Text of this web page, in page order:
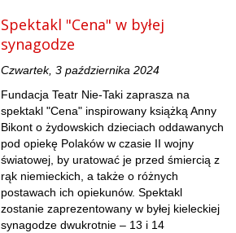
Spektakl "Cena" w byłej
synagodze
Czwartek, 3 października 2024
Fundacja Teatr Nie-Taki zaprasza na
spektakl "Cena" inspirowany książką Anny
Bikont o żydowskich dzieciach oddawanych
pod opiekę Polaków w czasie II wojny
światowej, by uratować je przed śmiercią z
rąk niemieckich, a także o różnych
postawach ich opiekunów. Spektakl
zostanie zaprezentowany w byłej kieleckiej
synagodze dwukrotnie – 13 i 14